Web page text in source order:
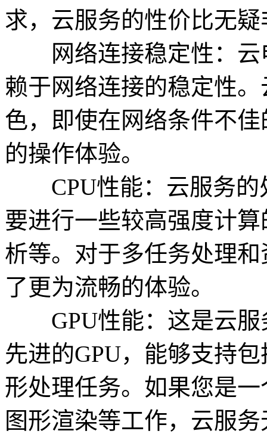
求，云服务的性价比无
网络连接稳定性：云
赖于网络连接的稳定性
色，即使在网络条件不
的操作体验。
CPU性能：云服务的
要进行一些较高强度计
析等。对于多任务处理
了更为流畅的体验。
GPU性能：这是云服
先进的GPU，能够支持
形处理任务。如果您是
图形渲染等工作，云服